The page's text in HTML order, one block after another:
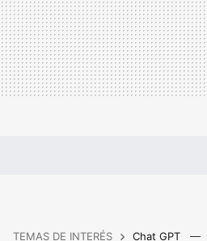
TEMAS DE INTERÉS Chat GPT